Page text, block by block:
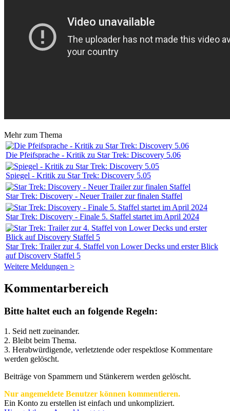
Mehr zum Thema
Die Pfeifsprache - Kritik zu Star Trek: Discovery 5.06
Spiegel - Kritik zu Star Trek: Discovery 5.05
Star Trek: Discovery - Neuer Trailer zur finalen Staffel
Star Trek: Discovery - Finale 5. Staffel startet im April 2024
Star Trek: Trailer zur 4. Staffel von Lower Decks und erster Blick
auf Discovery Staffel 5
Weitere Meldungen >
Kommentarbereich
Bitte haltet euch an folgende Regeln:
1. Seid nett zueinander.
2. Bleibt beim Thema.
3. Herabwürdigende, verletztende oder respektlose Kommentare
werden gelöscht.
Beiträge von Spammern und Stänkerern werden gelöscht.
Nur angemeldete Benutzer können kommentieren.
Ein Konto zu erstellen ist einfach und unkompliziert.